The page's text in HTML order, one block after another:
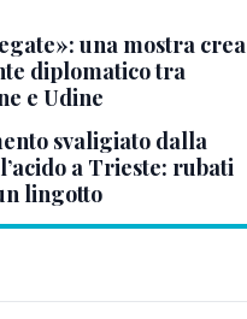
una mostra crea
diplomatico tra
e Udine
svaligiato dalla
a Trieste: rubati
lingotto